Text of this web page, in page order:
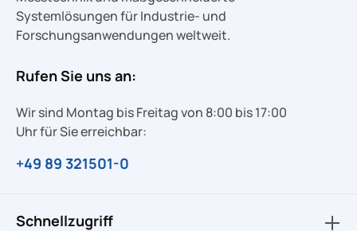
Systemlösungen für Industrie- und
Forschungsanwendungen weltweit.
Rufen Sie uns an:
Wir sind Montag bis Freitag von 8:00 bis 17:00
Uhr für Sie erreichbar:
+49 89 321501-0
Schnellzugriff